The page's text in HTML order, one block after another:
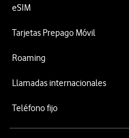
eSIM
Tarjetas Prepago Móvil
Roaming
Llamadas internacionales
Teléfono fijo